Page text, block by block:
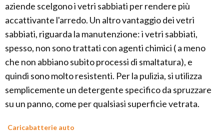
aziende scelgono i vetri sabbiati per rendere più
accattivante l'arredo. Un altro vantaggio dei vetri
sabbiati, riguarda la manutenzione: i vetri sabbiati,
spesso, non sono trattati con agenti chimici ( a meno
che non abbiano subito processi di smaltatura), e
quindi sono molto resistenti. Per la pulizia, si utilizza
semplicemente un detergente specifico da spruzzare
su un panno, come per qualsiasi superficie vetrata.
Caricabatterie auto